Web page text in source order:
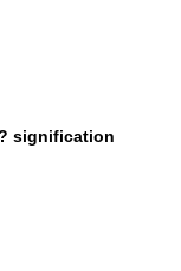
signification